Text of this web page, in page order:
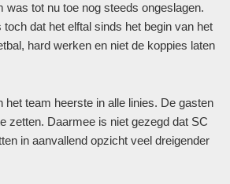
tot nu toe nog steeds ongeslagen.
dat het elftal sinds het begin van het
hard werken en niet de koppies laten
het team heerste in alle linies. De gasten
zetten. Daarmee is niet gezegd dat SC
in aanvallend opzicht veel dreigender